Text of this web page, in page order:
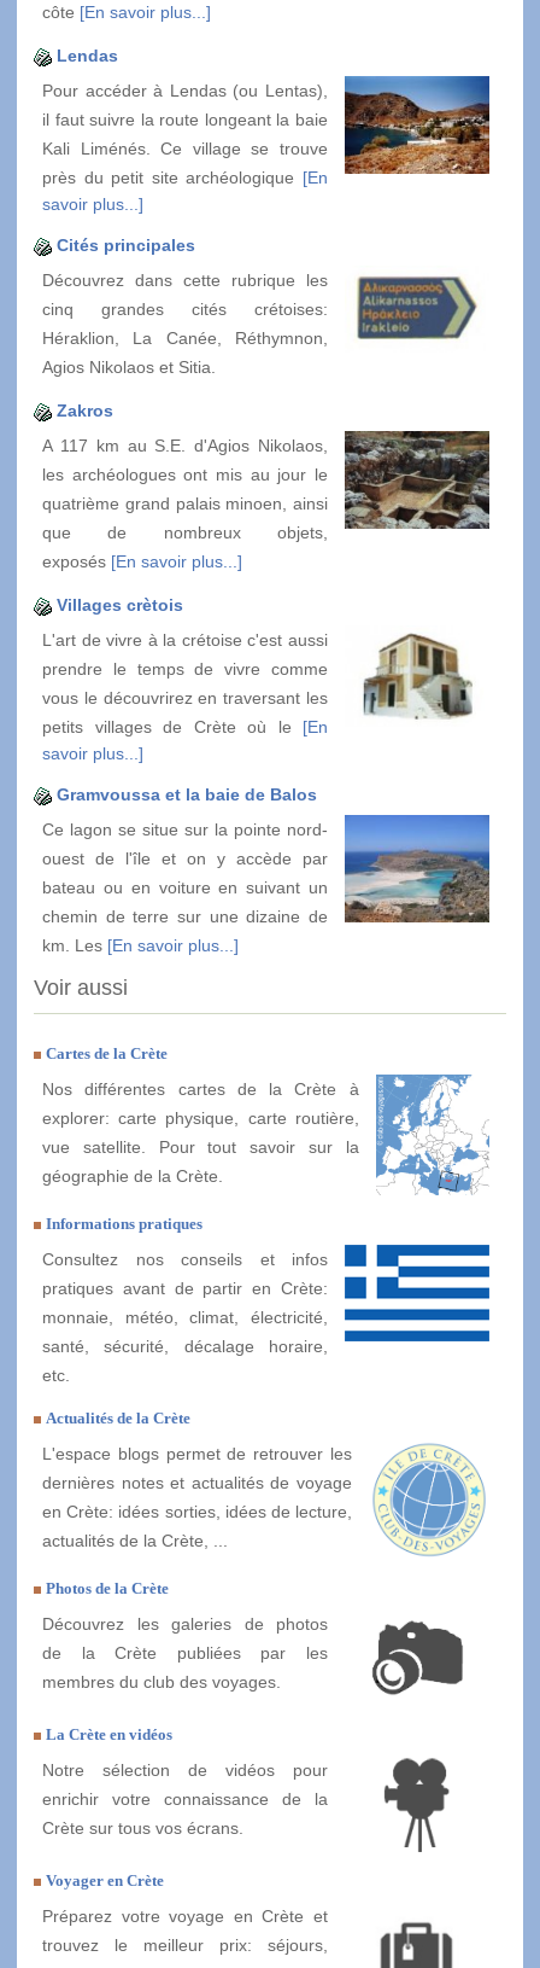
côte [En savoir plus...]
Lendas
Pour accéder à Lendas (ou Lentas),
il faut suivre la route longeant la baie
Kali Liménés. Ce village se trouve
près du petit site archéologique [En
savoir plus...]
Cités principales
Découvrez dans cette rubrique les
cinq grandes cités crétoises:
Héraklion, La Canée, Réthymnon,
Agios Nikolaos et Sitia.
Zakros
A 117 km au S.E. d'Agios Nikolaos,
les archéologues ont mis au jour le
quatrième grand palais minoen, ainsi
que de nombreux objets,
exposés [En savoir plus...]
Villages crètois
L'art de vivre à la crétoise c'est aussi
prendre le temps de vivre comme
vous le découvrirez en traversant les
petits villages de Crète où le [En
savoir plus...]
Gramvoussa et la baie de Balos
Ce lagon se situe sur la pointe nord-
ouest de l'île et on y accède par
bateau ou en voiture en suivant un
chemin de terre sur une dizaine de
km. Les [En savoir plus...]
Voir aussi
Cartes de la Crète
Nos différentes cartes de la Crète à
explorer: carte physique, carte routière,
vue satellite. Pour tout savoir sur la
géographie de la Crète.
Informations pratiques
Consultez nos conseils et infos
pratiques avant de partir en Crète:
monnaie, météo, climat, électricité,
santé, sécurité, décalage horaire,
etc.
Actualités de la Crète
L'espace blogs permet de retrouver les
dernières notes et actualités de voyage
en Crète: idées sorties, idées de lecture,
actualités de la Crète, ...
Photos de la Crète
Découvrez les galeries de photos
de la Crète publiées par les
membres du club des voyages.
La Crète en vidéos
Notre sélection de vidéos pour
enrichir votre connaissance de la
Crète sur tous vos écrans.
Voyager en Crète
Préparez votre voyage en Crète et
trouvez le meilleur prix: séjours,